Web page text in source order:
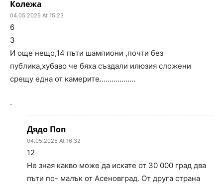
Колежа
04.05.2025 At 15:23
6
3
И още нещо,14 пъти шампиони ,почти без
публика,хубаво че бяха създали илюзия сложени
срещу една от камерите………………
.
Дядо Поп
04.05.2025 At 16:32
12
Не зная какво може да искате от 30 000 град два
пъти по- малък от Асеновград. От друга страна